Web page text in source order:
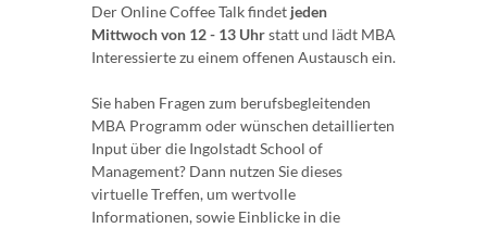
Der Online Coffee Talk findet jeden
Mittwoch von 12 - 13 Uhrstatt und lädt MBA
Interessierte zu einem offenen Austausch ein.
Sie haben Fragen zum berufsbegleitenden
MBA Programm oder wünschen detaillierten
Input über die Ingolstadt School of
Management? Dann nutzen Sie dieses
virtuelle Treffen, um wertvolle
Informationen, sowie Einblicke in die